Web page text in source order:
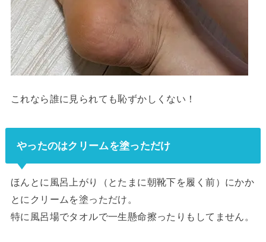
これなら誰に見られても恥ずかしくない！
やったのはクリームを塗っただけ
ほんとに風呂上がり（とたまに朝靴下を履く前）にかか
とにクリームを塗っただけ。
特に風呂場でタオルで一生懸命擦ったりもしてません。